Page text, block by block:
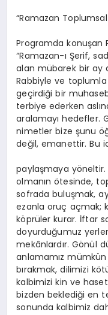
“Ramazan Toplumsal
Programda konuşan
“Ramazan-ı Şerif,
alan mübarek bir ay
Rabbiyle ve
geçirdiği bir
terbiye ederken
aralamayı hedefler.
nimetler bize şunu
değil, emanettir. Bu
paylaşmaya yöneltir.
olmanın ötesinde,
sofrada buluşmak,
ezanla oruç açmak;
köprüler kurar. İftar
doyurduğumuz
mekânlardır. Gönül
anlamamız mümkün
bırakmak, dilimizi
kalbimizi kin ve
bizden beklediği en
sonunda kalbimiz